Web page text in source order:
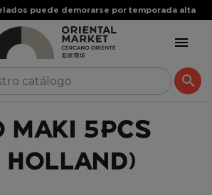
puede demorarse por temporada alta


MAKI 5PCS
HOLLAND)